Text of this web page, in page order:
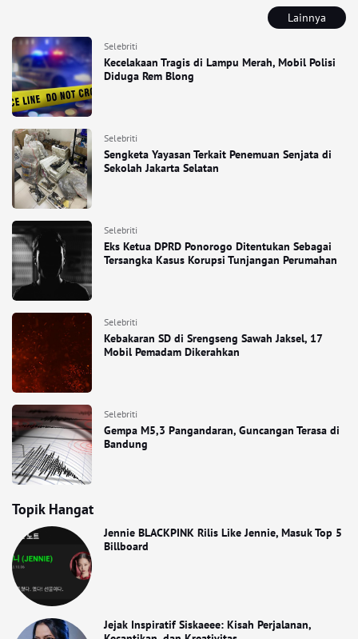
Lainnya
Selebriti
Kecelakaan Tragis di Lampu Merah, Mobil Polisi
Diduga Rem Blong
Selebriti
Sengketa Yayasan Terkait Penemuan Senjata di
Sekolah Jakarta Selatan
Selebriti
Eks Ketua DPRD Ponorogo Ditentukan Sebagai
Tersangka Kasus Korupsi Tunjangan Perumahan
Selebriti
Kebakaran SD di Srengseng Sawah Jaksel, 17
Mobil Pemadam Dikerahkan
Selebriti
Gempa M5,3 Pangandaran, Guncangan Terasa di
Bandung
Topik Hangat
Jennie BLACKPINK Rilis Like Jennie, Masuk Top 5
Billboard
Jejak Inspiratif Siskaeee: Kisah Perjalanan,